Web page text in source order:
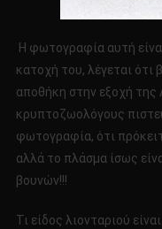
Η φωτογραφία αυτή
κατοχή του, λέγεται ότι
αποθήκη στην εξοχή της
κρυπτοζωολόγους
φωτογραφία, ότι
αλλά το πλάσμα ίσως
βουνών!!!
Τι είδος λιονταριού